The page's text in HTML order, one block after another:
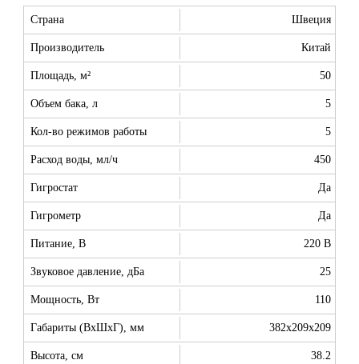
Страна Швеция
Производитель Китай
Площадь, м² 50
Объем бака, л 5
Кол-во режимов работы 5
Расход воды, мл/ч 450
Гигростат Да
Гигрометр Да
Питание, В 220 В
Звуковое давление, дБа 25
Мощность, Вт 110
Габариты (ВхШхГ), мм 382x209x209
Высота, см 38.2